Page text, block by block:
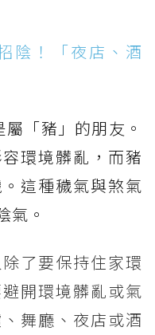
陰！「夜店、酒
「豬」的朋友。
環境髒亂，而豬
這種穢氣與煞氣
氣。
了要保持住家環
開環境髒亂或氣
舞廳、夜店或酒